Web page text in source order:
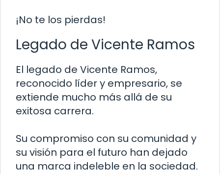
¡No te los pierdas!
Legado de Vicente Ramos
El legado de Vicente Ramos,
reconocido líder y empresario, se
extiende mucho más allá de su
exitosa carrera.
Su compromiso con su comunidad y
su visión para el futuro han dejado
una marca indeleble en la sociedad.